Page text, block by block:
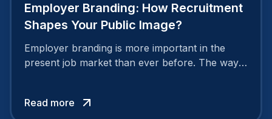
Employer Branding: How Recruitment
Shapes Your Public Image?
Employer branding is more important in the
present job market than ever before. The way
Read more